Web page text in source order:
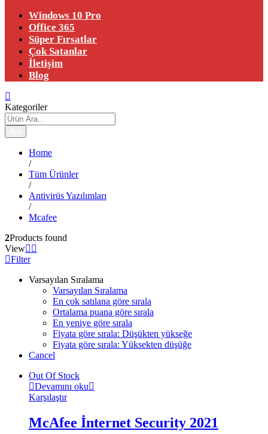
Windows 10 Pro
Office 365
Süper Fırsatlar
Çok Satanlar
İletişim
Blog
Kategoriler
Home
/
Tüm Ürünler
/
Antivirüs Yazılımları
/
Mcafee
2Products found
View
Filter
Varsayılan Sıralama
Varsayılan Sıralama
En çok satılana göre sırala
Ortalama puana göre sırala
En yeniye göre sırala
Fiyata göre sırala: Düşükten yükseğe
Fiyata göre sırala: Yüksekten düşüğe
Cancel
Out Of Stock
Devamını oku
Karşılaştır
McAfee İnternet Security 2021